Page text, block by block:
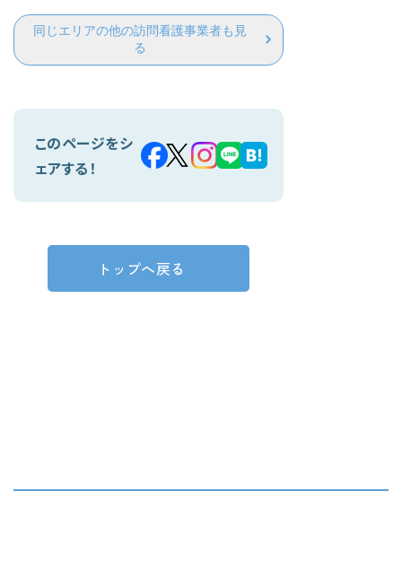
同じエリアの他の訪問看護事業者も見
る
このページをシ
ェアする！
トップへ戻る